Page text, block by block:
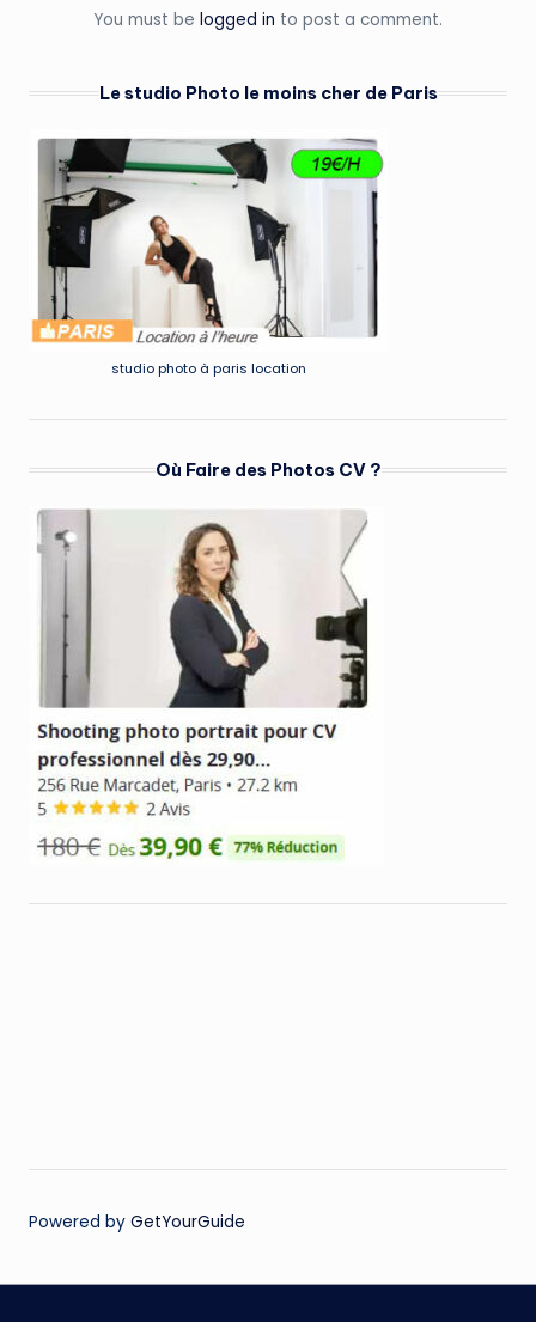
You must be logged in to post a comment.
Le studio Photo le moins cher de Paris
studio photo à paris location
Où Faire des Photos CV ?
Powered by GetYourGuide